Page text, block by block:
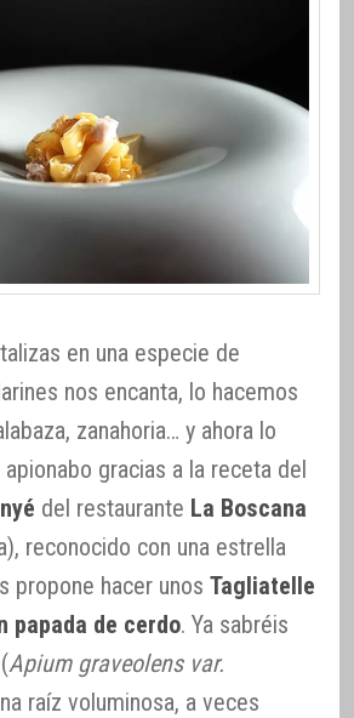
en una especie de
nos encanta, lo hacemos
zanahoria… y ahora lo
gracias a la receta del
del restaurante La Boscana
reconocido con una estrella
propone hacer unos Tagliatelle
papada de cerdo. Ya sabréis
Apium graveolens var.
raíz voluminosa, a veces